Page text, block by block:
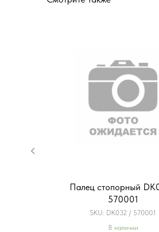
Палец стопорный
570001
SKU: DK032 / 570001
В наличии